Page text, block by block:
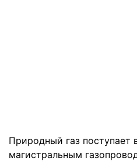
Природный газ поступает
магистральным